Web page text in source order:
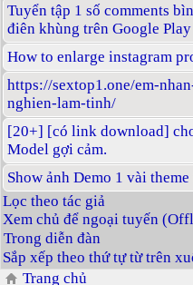
Tuyển tập 1 số comments
điên khùng trên Google Play
How to enlarge instagram
https://sextop1.one/em-
nghien-lam-tinh/
[20+] [có link download]
Model gợi cảm.
Show ảnh Demo 1 vài
Lọc theo tác giả
Xem chủ để ngoại tuyến
Trong diễn đàn
Sắp xếp theo thứ tự từ trên
Trang chủ